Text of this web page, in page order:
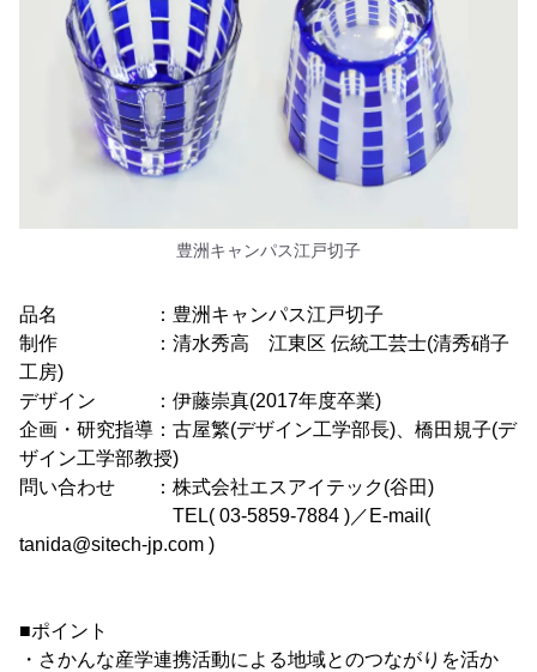
豊洲キャンパス江戸切子
品名 ：豊洲キャンパス江戸切子
制作 ：清水秀高 江東区 伝統工芸士(清秀硝子
工房)
デザイン ：伊藤崇真(2017年度卒業)
企画・研究指導：古屋繁(デザイン工学部長)、橋田規子(デ
ザイン工学部教授)
問い合わせ ：株式会社エスアイテック(谷田)
TEL( 03-5859-7884 )／E-mail(
tanida@sitech-jp.com )
■ポイント
・さかんな産学連携活動による地域とのつながりを活か